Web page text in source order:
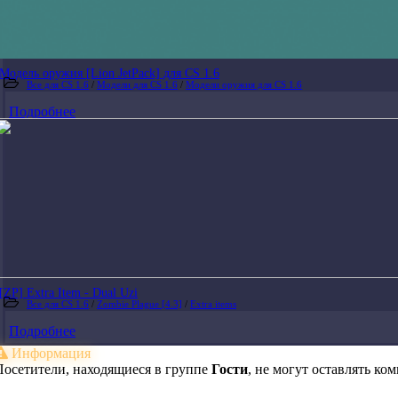
Модель оружия [Lion JetPack] для CS 1.6
Все для CS 1.6 / Модели для CS 1.6 / Модели оружия для CS 1.6
Подробнее
[ZP] Extra Item - Dual Uzi
Все для CS 1.6 / Zombie Plague [4.3] / Extra items
Подробнее
Информация
находящиеся в группе Гости, не могут оставлять